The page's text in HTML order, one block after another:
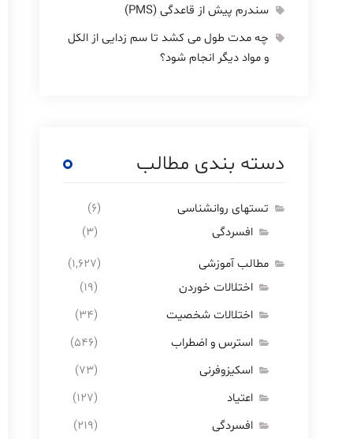
سندرم پیش از قاعدگی (PMS)
چه مدت طول می کشد تا سم زدایی از الکل
و مواد دیگر انجام شود؟
دسته بندی مطالب
تستهای روانشناسی
(۶)
افسردگی
(۳)
مطالب آموزشی
(۱,۶۲۷)
اختلالات خوردن
(۱۹)
اختلالات شخصیت
(۳۴)
استرس و اضطراب
(۵۴۶)
اسکیزوفرنی
(۷۳)
اعتیاد
(۱۲۷)
افسردگی
(۲۱۹)